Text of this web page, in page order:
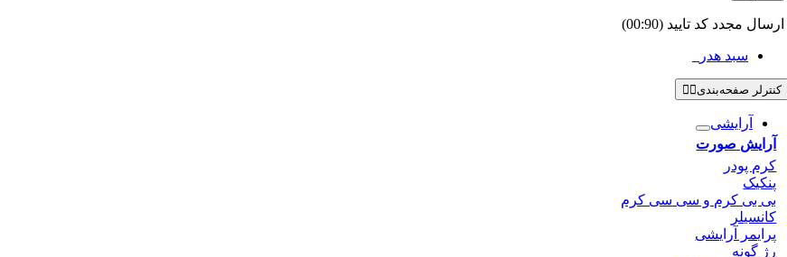
ارسال مجدد کد تایید (00:
90
)
سبد هدر
کنترلر صفحه‌بندی
آرایشی
آرایش صورت
کرم پودر
پنکیک
بی بی کرم و سی سی کرم
کانسیلر
پرایمر آرایشی
رژ گونه